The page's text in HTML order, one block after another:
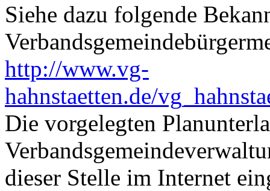
Siehe dazu folgende
http://www.vg-
hahnstaetten.de/
Die vorgelegten
dieser Stelle im Internet